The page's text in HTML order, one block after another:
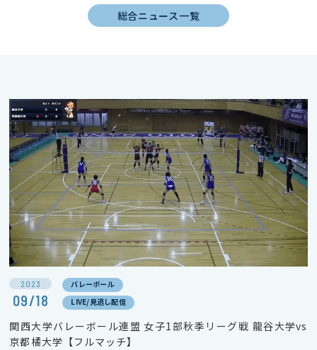
総合ニュース一覧
2023
09/18
バレーボール
LIVE/見逃し配信
関西大学バレーボール連盟 女子1部秋季リーグ戦 龍谷大学vs
京都橘大学【フルマッチ】